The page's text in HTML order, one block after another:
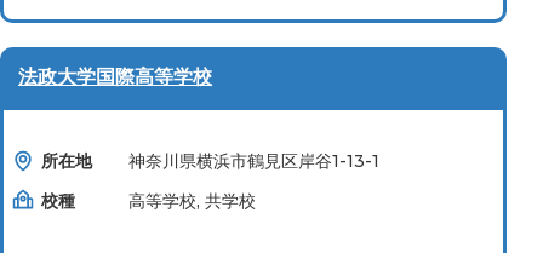
法政大学国際高等学校
所在地
神奈川県横浜市鶴見区岸谷1-13-1
校種
高等学校, 共学校